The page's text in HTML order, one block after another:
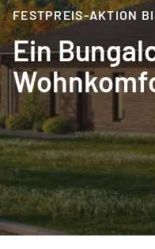
FESTPREIS-AKTION
Ein